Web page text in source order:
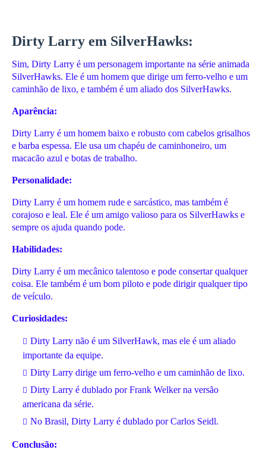
Dirty Larry em SilverHawks:
Sim, Dirty Larry é um personagem importante na série animada
SilverHawks. Ele é um homem que dirige um ferro-velho e um
caminhão de lixo, e também é um aliado dos SilverHawks.
Aparência:
Dirty Larry é um homem baixo e robusto com cabelos grisalhos
e barba espessa. Ele usa um chapéu de caminhoneiro, um
macacão azul e botas de trabalho.
Personalidade:
Dirty Larry é um homem rude e sarcástico, mas também é
corajoso e leal. Ele é um amigo valioso para os SilverHawks e
sempre os ajuda quando pode.
Habilidades:
Dirty Larry é um mecânico talentoso e pode consertar qualquer
coisa. Ele também é um bom piloto e pode dirigir qualquer tipo
de veículo.
Curiosidades:
Dirty Larry não é um SilverHawk, mas ele é um aliado
importante da equipe.
Dirty Larry dirige um ferro-velho e um caminhão de lixo.
Dirty Larry é dublado por Frank Welker na versão
americana da série.
No Brasil, Dirty Larry é dublado por Carlos Seidl.
Conclusão: